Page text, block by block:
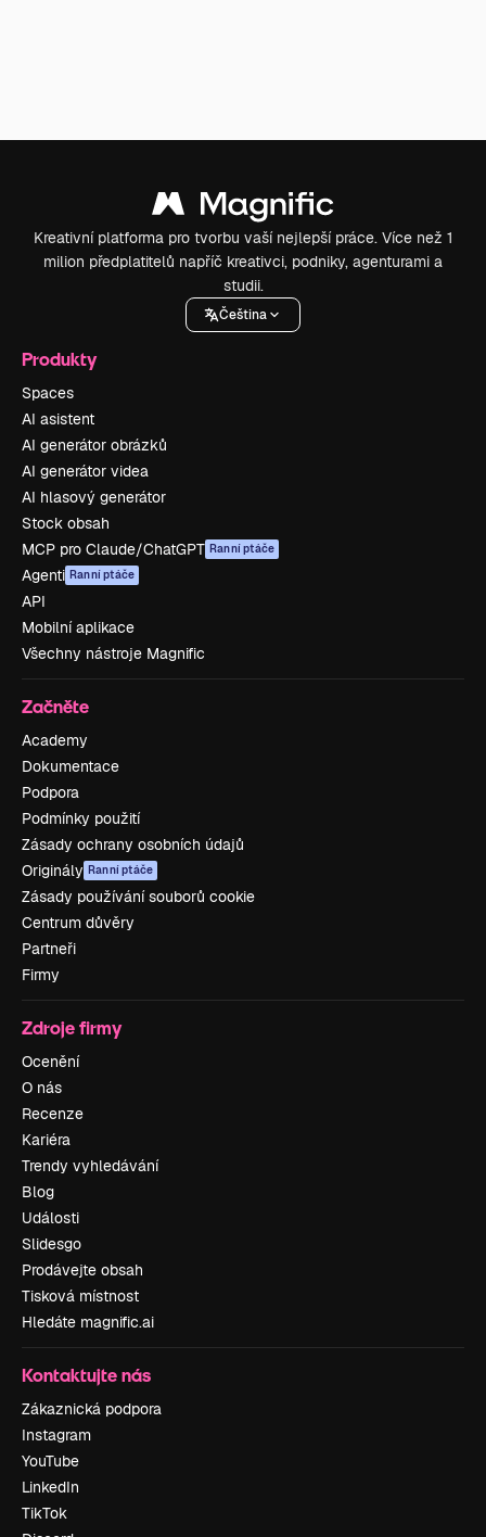
Kreativní platforma pro tvorbu vaší nejlepší práce. Více než 1
milion předplatitelů napříč kreativci, podniky, agenturami a
studii.
Čeština
Produkty
Spaces
AI asistent
AI generátor obrázků
AI generátor videa
AI hlasový generátor
Stock obsah
MCP pro Claude/ChatGPT Ranní ptáče
Agenti Ranní ptáče
API
Mobilní aplikace
Všechny nástroje Magnific
Začněte
Academy
Dokumentace
Podpora
Podmínky použití
Zásady ochrany osobních údajů
Originály Ranní ptáče
Zásady používání souborů cookie
Centrum důvěry
Partneři
Firmy
Zdroje firmy
Ocenění
O nás
Recenze
Kariéra
Trendy vyhledávání
Blog
Události
Slidesgo
Prodávejte obsah
Tisková místnost
Hledáte magnific.ai
Kontaktujte nás
Zákaznická podpora
Instagram
YouTube
LinkedIn
TikTok